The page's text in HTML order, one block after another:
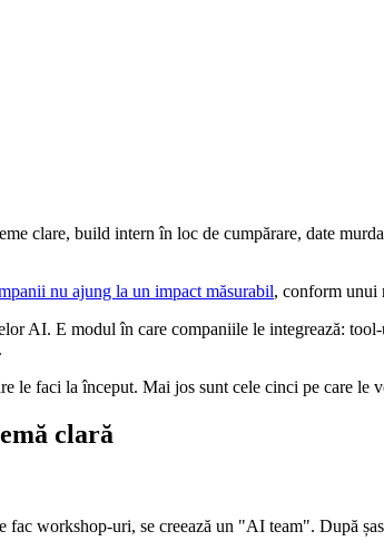
clare, build intern în loc de cumpărare, date
nu ajung la un impact măsurabil, conform unui
AI. E modul în care companiile le integrează:
le faci la început. Mai jos sunt cele cinci pe care le
clară
workshop-uri, se creează un "AI team". După